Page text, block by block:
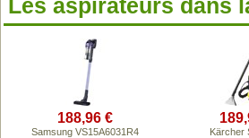
Les aspirateurs dans
188,96 €
Samsung VS15A6031R4 Kärcher